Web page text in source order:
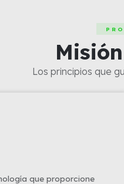
Los principios que
que proporcione